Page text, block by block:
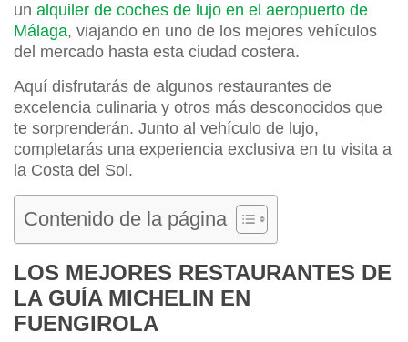
un alquiler de coches de lujo en el aeropuerto de
Málaga, viajando en uno de los mejores vehículos
del mercado hasta esta ciudad costera.
Aquí disfrutarás de algunos restaurantes de
excelencia culinaria y otros más desconocidos que
te sorprenderán. Junto al vehículo de lujo,
completarás una experiencia exclusiva en tu visita a
la Costa del Sol.
Contenido de la página
LOS MEJORES RESTAURANTES DE
LA GUÍA MICHELIN EN
FUENGIROLA